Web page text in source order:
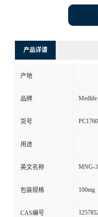
产品详请
产地
品牌 Medlife
货号
用途
英文名称 MNG-3
包装规格 100mg
CAS编号